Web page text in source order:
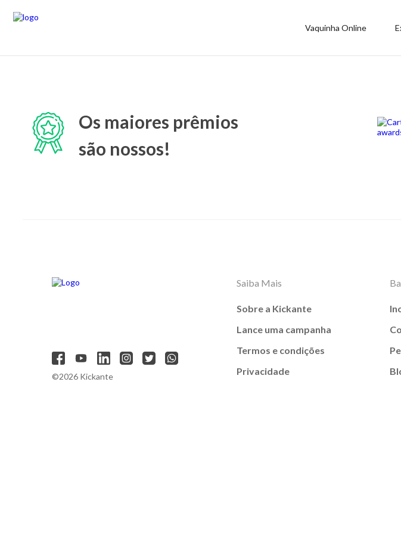
Vaquinha Online
Os maiores prêmios
são nossos!
©2026 Kickante
Saiba Mais
Sobre a Kickante
Lance uma campanha
Termos e condições
Privacidade